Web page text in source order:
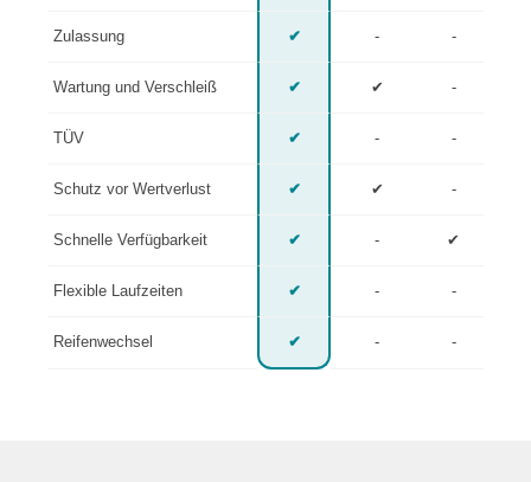
Zulassung ✔ - -
Wartung und Verschleiß ✔ ✔ -
TÜV ✔ - -
Schutz vor Wertverlust ✔ ✔ -
Schnelle Verfügbarkeit ✔ - ✔
Flexible Laufzeiten ✔ - -
Reifenwechsel ✔ - -